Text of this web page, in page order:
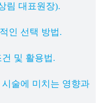
림 대표원장).
인 선택 방법.
및 활용법.
술에 미치는 영향과